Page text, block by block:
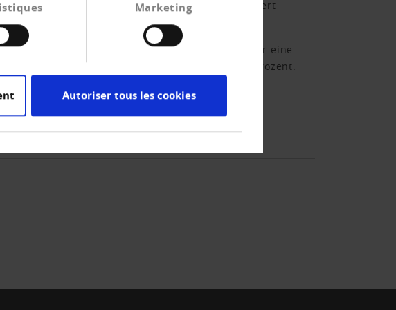
Marketing
Autoriser tous les cookies
bei Erwerbsausfällen noch verlängert
die ersten Monate dieses Jahres lassen eher eine
Armutsquote in der Schweiz lag 2020 bei 8,5 Prozent.
erheblich einschränken.